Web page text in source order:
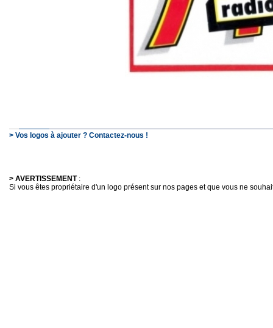
> Vos logos à ajouter ? Contactez-nous !
> AVERTISSEMENT:
Si vous êtes propriétaire d'un logo présent sur nos pages et que vous ne